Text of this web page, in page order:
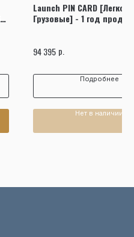
Launch PIN CARD
Грузовые] - 1 год
94 395 р.
Подробнее
Нет в наличии